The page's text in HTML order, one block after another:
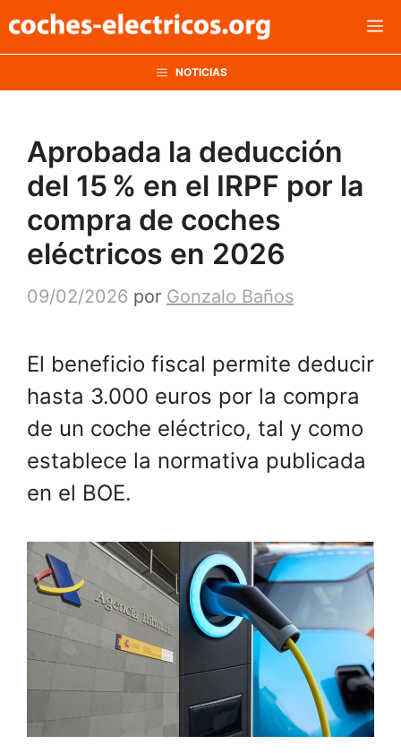
al
NOTICIAS
Aprobada la deducción
del 15 % en el IRPF por la
compra de coches
eléctricos en 2026
09/02/2026 por Gonzalo Baños
El beneficio fiscal permite deducir
hasta 3.000 euros por la compra
de un coche eléctrico, tal y como
establece la normativa publicada
en el BOE.